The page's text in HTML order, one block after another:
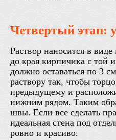
Четвертый этап:
Раствор наносится в
до края кирпичика с той
должно оставаться по 3
раствору так, чтобы
предыдущему и
нижним рядом. Таким
швы. Если все сделать
идеальная стена под
ровно и красиво.